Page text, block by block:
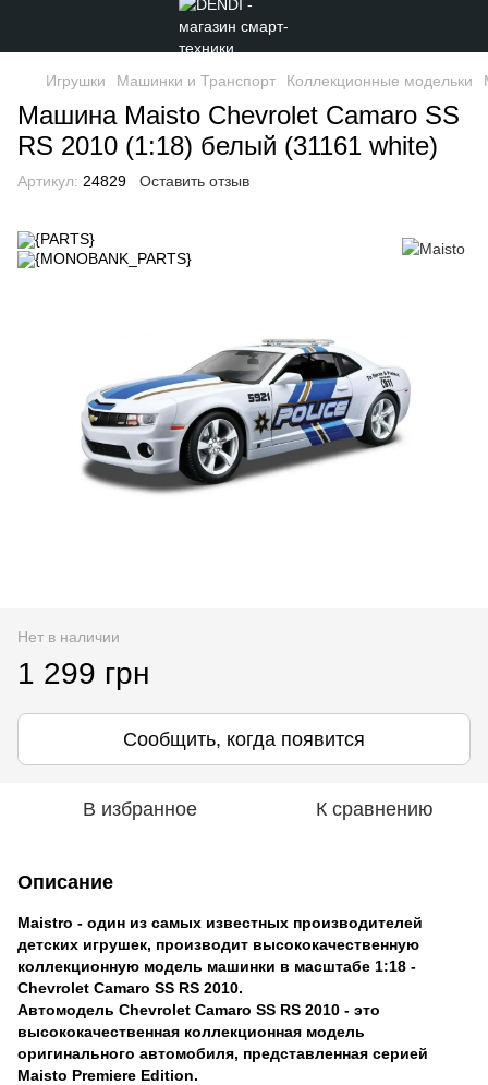
Игрушки Машинки и Транспорт Коллекционные модельки
Машина Maisto Chevrolet Camaro SS
RS 2010 (1:18) белый (31161 white)
Артикул: 24829 Оставить отзыв
Нет в наличии
1 299 грн
Сообщить, когда появится
В избранное К сравнению
Описание
Maistro - один из самых известных производителей
детских игрушек, производит высококачественную
коллекционную модель машинки в масштабе 1:18 -
Chevrolet Camaro SS RS 2010.
Автомодель Chevrolet Camaro SS RS 2010 - это
высококачественная коллекционная модель
оригинального автомобиля, представленная серией
Maisto Premiere Edition.